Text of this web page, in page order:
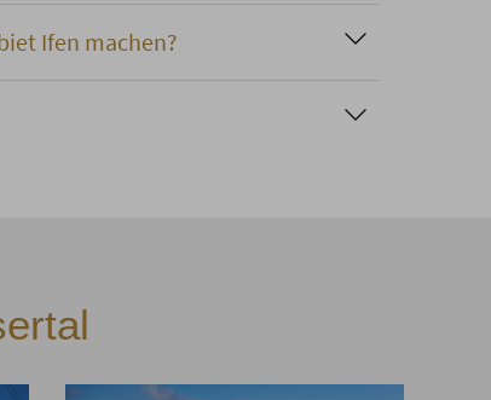
Ifen machen?